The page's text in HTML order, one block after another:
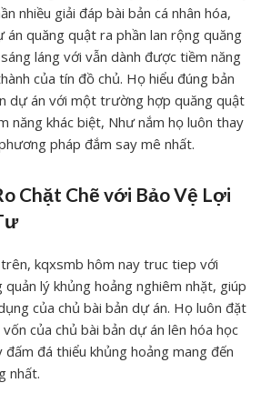
nhiều giải đáp bài bản cá nhân hóa,
án quăng quật ra phần lan rộng quăng
láng với vẫn dành được tiềm năng
của tín đồ chủ. Họ hiểu đúng bản
dự án với một trường hợp quăng quật
năng khác biệt, Như nắm họ luôn thay
pháp đắm say mê nhất.
Chặt Chẽ với Bảo Vệ Lợi
kqxsmb hôm nay truc tiep với
lý khủng hoảng nghiêm nhặt, giúp
của chủ bài bản dự án. Họ luôn đặt
của chủ bài bản dự án lên hóa học
đá thiểu khủng hoảng mang đến
nhất.